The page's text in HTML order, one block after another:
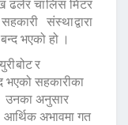
ढलेर चालिस मिटर
संस्थाद्वारा
भएको हो ।
र
भएको सहकारीका
उनका अनुसार
आर्थिक अभावमा गत